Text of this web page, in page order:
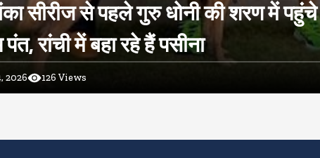
सीरीज से पहले गुरु धोनी की शरण में पहुंचे
रांची में बहा रहे हैं पसीना
2026 126 Views